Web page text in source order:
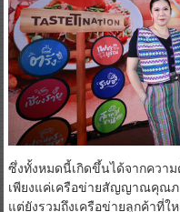
ซึ่งทั้งหมดนี้เกิดขึ้นได้จากควา
เพียงแค่เครือข่ายสัญญาณคุณภ
แต่ยังรวมถึงเครือข่ายลูกค้าที่ใ